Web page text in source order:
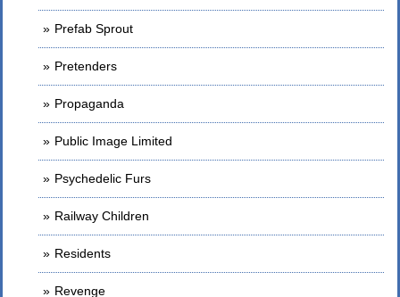
Prefab Sprout
Pretenders
Propaganda
Public Image Limited
Psychedelic Furs
Railway Children
Residents
Revenge